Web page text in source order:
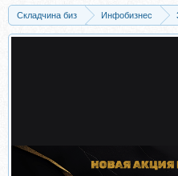
Складчина биз Инфобизнес
Скачать Бизнес по продаже